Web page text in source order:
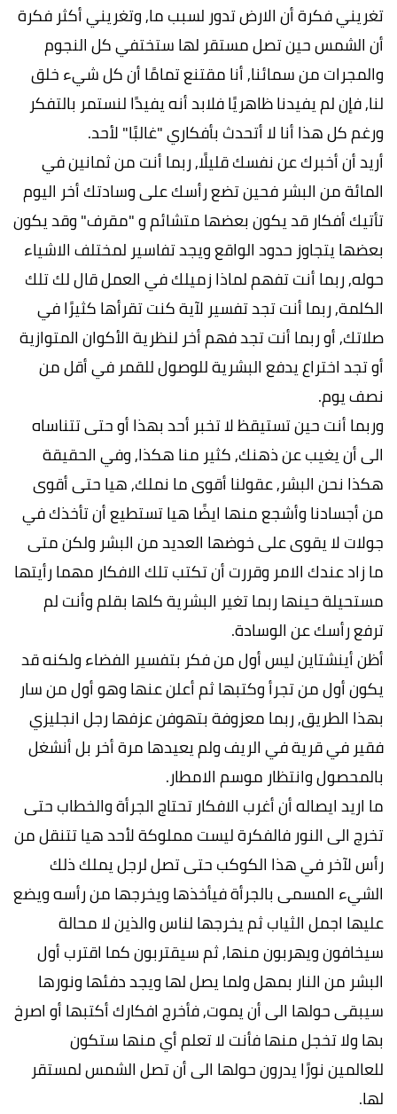
تغريني فكرة أن الارض تدور لسبب ما, وتغريني أكثر فكرة
أن الشمس حين تصل مستقر لها ستختفي كل النجوم
والمجرات من سمائنا, أنا مقتنع تمامًا أن كل شيء خلق
لنا, فإن لم يفيدنا ظاهريًا فلابد أنه يفيدًا لنستمر بالتفكر
ورغم كل هذا أنا لا أتحدث بأفكاري "غالبًا" لأحد.
أريد أن أخبرك عن نفسك قليلًا, ربما أنت من ثمانين في
المائة من البشر فحين تضع رأسك على وسادتك أخر اليوم
تأتيك أفكار قد يكون بعضها متشائم و "مقرف" وقد يكون
بعضها يتجاوز حدود الواقع ويجد تفاسير لمختلف الاشياء
حوله, ربما أنت تفهم لماذا زميلك في العمل قال لك تلك
الكلمة, ربما أنت تجد تفسير لآية كنت تقرأها كثيرًا في
صلاتك, أو ربما أنت تجد فهم أخر لنظرية الأكوان المتوازية
أو تجد اختراع يدفع البشرية للوصول للقمر في أقل من
نصف يوم.
وربما أنت حين تستيقظ لا تخبر أحد بهذا أو حتى تتناساه
الى أن يغيب عن ذهنك, كثير منا هكذا, وفي الحقيقة
هكذا نحن البشر, عقولنا أقوى ما نملك, هيا حتى أقوى
من أجسادنا وأشجع منها ايضًا هيا تستطيع أن تأخذك في
جولات لا يقوى على خوضها العديد من البشر ولكن متى
ما زاد عندك الامر وقررت أن تكتب تلك الافكار مهما رأيتها
مستحيلة حينها ربما تغير البشرية كلها بقلم وأنت لم
ترفع رأسك عن الوسادة.
أظن أينشتاين ليس أول من فكر بتفسير الفضاء ولكنه قد
يكون أول من تجرأ وكتبها ثم أعلن عنها وهو أول من سار
بهذا الطريق, ربما معزوفة بتهوفن عزفها رجل انجليزي
فقير في قرية في الريف ولم يعيدها مرة أخر بل أنشغل
بالمحصول وانتظار موسم الامطار.
ما اريد ايصاله أن أغرب الافكار تحتاج الجرأة والخطاب حتى
تخرج الى النور فالفكرة ليست مملوكة لأحد هيا تتنقل من
رأس لآخر في هذا الكوكب حتى تصل لرجل يملك ذلك
الشيء المسمى بالجرأة فيأخذها ويخرجها من رأسه ويضع
عليها اجمل الثياب ثم يخرجها لناس والذين لا محالة
سيخافون ويهربون منها, ثم سيقتربون كما اقترب أول
البشر من النار بمهل ولما يصل لها ويجد دفئها ونورها
سيبقى حولها الى أن يموت, فأخرج افكارك أكتبها أو اصرخ
بها ولا تخجل منها فأنت لا تعلم أي منها ستكون
للعالمين نورًا يدرون حولها الى أن تصل الشمس لمستقر
لها.